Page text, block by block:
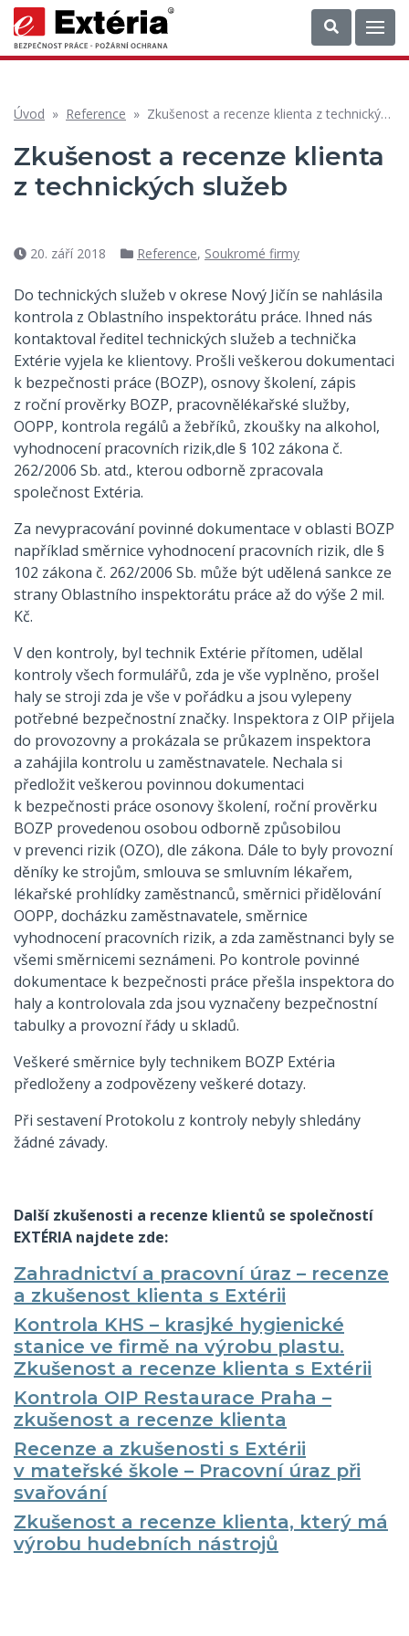
Úvod » Reference » Zkušenost a recenze klienta z technických služeb
Zkušenost a recenze klienta
z technických služeb
Datum
20. září 2018 Rubriky
Reference, Soukromé firmy
Do technických služeb v okrese Nový Jičín se nahlásila
kontrola z Oblastního inspektorátu práce. Ihned nás
kontaktoval ředitel technických služeb a technička
Extérie vyjela ke klientovy. Prošli veškerou dokumentaci
k bezpečnosti práce (BOZP), osnovy školení, zápis
z roční prověrky BOZP, pracovnělékařské služby,
OOPP, kontrola regálů a žebříků, zkoušky na alkohol,
vyhodnocení pracovních rizik,dle § 102 zákona č.
262/2006 Sb. atd., kterou odborně zpracovala
společnost Extéria.
Za nevypracování povinné dokumentace v oblasti BOZP
například směrnice vyhodnocení pracovních rizik, dle §
102 zákona č. 262/2006 Sb. může být udělená sankce ze
strany Oblastního inspektorátu práce až do výše 2 mil.
Kč.
V den kontroly, byl technik Extérie přítomen, udělal
kontroly všech formulářů, zda je vše vyplněno, prošel
haly se stroji zda je vše v pořádku a jsou vylepeny
potřebné bezpečnostní značky. Inspektora z OIP přijela
do provozovny a prokázala se průkazem inspektora
a zahájila kontrolu u zaměstnavatele. Nechala si
předložit veškerou povinnou dokumentaci
k bezpečnosti práce osonovy školení, roční prověrku
BOZP provedenou osobou odborně způsobilou
v prevenci rizik (OZO), dle zákona. Dále to byly provozní
děníky ke strojům, smlouva se smluvním lékařem,
lékařské prohlídky zaměstnanců, směrnici přidělování
OOPP, docházku zaměstnavatele, směrnice
vyhodnocení pracovních rizik, a zda zaměstnanci byly se
všemi směrnicemi seznámeni. Po kontrole povinné
dokumentace k bezpečnosti práce přešla inspektora do
haly a kontrolovala zda jsou vyznačeny bezpečnostní
tabulky a provozní řády u skladů.
Veškeré směrnice byly technikem BOZP Extéria
předloženy a zodpovězeny veškeré dotazy.
Při sestavení Protokolu z kontroly nebyly shledány
žádné závady.
Další zkušenosti a recenze klientů se společností
EXTÉRIA najdete zde:
Zahradnictví a pracovní úraz – recenze
a zkušenost klienta s Extérii
Kontrola KHS – krasjké hygienické
stanice ve firmě na výrobu plastu.
Zkušenost a recenze klienta s Extérii
Kontrola OIP Restaurace Praha –
zkušenost a recenze klienta
Recenze a zkušenosti s Extérii
v mateřské škole – Pracovní úraz při
svařování
Zkušenost a recenze klienta, který má
výrobu hudebních nástrojů